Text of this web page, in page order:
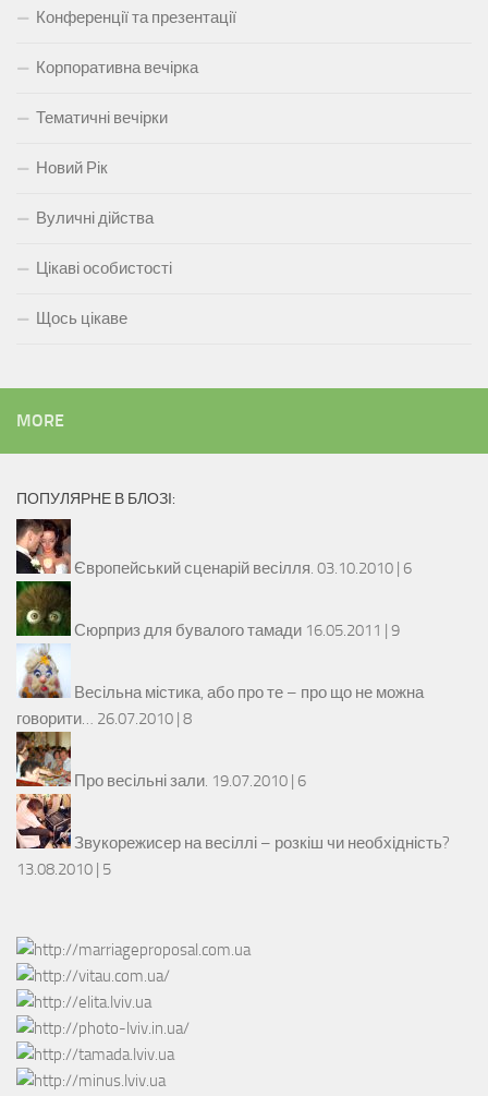
Конференції та презентації
Корпоративна вечірка
Тематичні вечірки
Новий Рік
Вуличні дійства
Цікаві особистості
Щось цікаве
MORE
ПОПУЛЯРНЕ В БЛОЗІ:
Європейський сценарій весілля. 03.10.2010 | 6
Сюрприз для бувалого тамади 16.05.2011 | 9
Весільна містика, або про те – про що не можна
говорити… 26.07.2010 | 8
Про весільні зали. 19.07.2010 | 6
Звукорежисер на весіллі – розкіш чи необхідність?
13.08.2010 | 5